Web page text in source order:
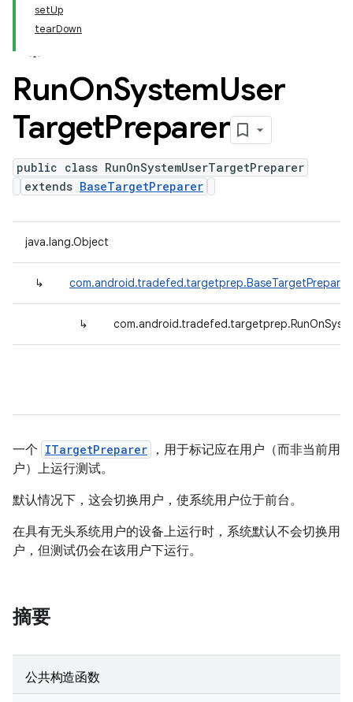
setUp
tearDown
RunOnSystemUser
TargetPreparer
public class RunOnSystemUserTargetPreparer
extends BaseTargetPreparer
java.lang.Object
↳ com.android.tradefed.targetprep.BaseTargetPreparer
↳
一个 ITargetPreparer
，用于标记应在用户（而非当前用
户）上运行测试。
默认情况下，这会切换用户，使系统用户位于前台。
在具有无头系统用户的设备上运行时，系统默认不会切换用
户，但测试仍会在该用户下运行。
摘要
公共构造函数